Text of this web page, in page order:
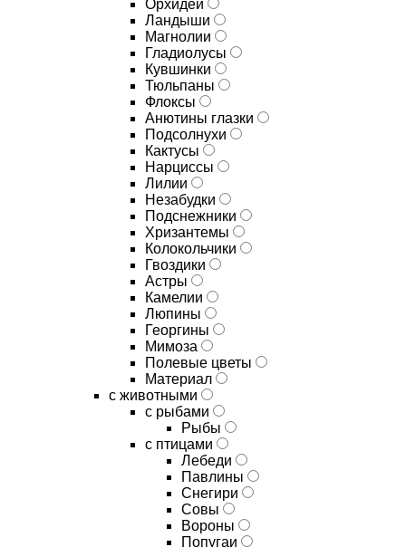
Орхидеи
Ландыши
Магнолии
Гладиолусы
Кувшинки
Тюльпаны
Флоксы
Анютины глазки
Подсолнухи
Кактусы
Нарциссы
Лилии
Незабудки
Подснежники
Хризантемы
Колокольчики
Гвоздики
Астры
Камелии
Люпины
Георгины
Мимоза
Полевые цветы
Материал
с животными
с рыбами
Рыбы
с птицами
Лебеди
Павлины
Снегири
Совы
Вороны
Попугаи